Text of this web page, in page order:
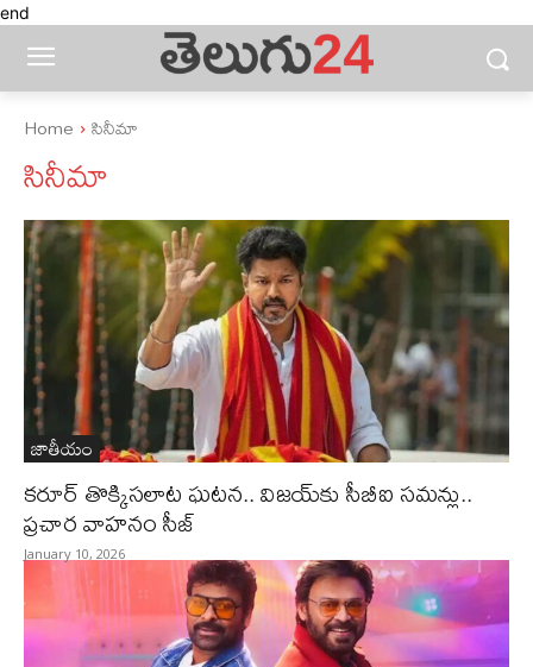
end
Home సినీమా
సినీమా
జాతీయం
కరూర్ తొక్కిసలాట ఘటన.. విజయ్‌కు సీబీఐ సమన్లు..
ప్రచార వాహనం సీజ్
January 10, 2026